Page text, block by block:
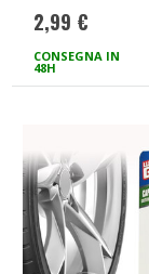
2,99 €
CONSEGNA IN
48H